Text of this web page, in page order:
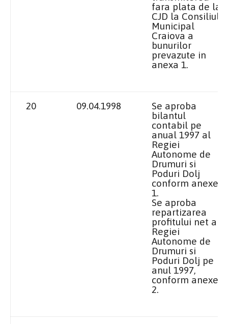
fara plata de la
CJD la Consiliul
Municipal
Craiova a
bunurilor
prevazute in
anexa 1.
20 09.04.1998
Se aproba
bilantul
contabil pe
anual 1997 al
Regiei
Autonome de
Drumuri si
Poduri Dolj
conform anexei
1.
Se aproba
repartizarea
profitului net al
Regiei
Autonome de
Drumuri si
Poduri Dolj pe
anul 1997,
conform anexei
2.